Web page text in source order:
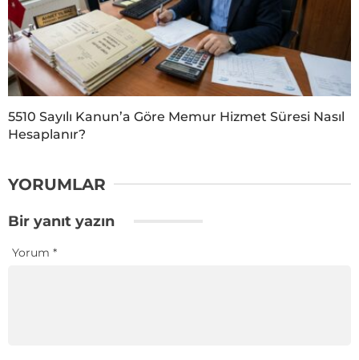
5510 Sayılı Kanun’a Göre Memur Hizmet Süresi Nasıl
Hesaplanır?
YORUMLAR
Bir yanıt yazın
Yorum *